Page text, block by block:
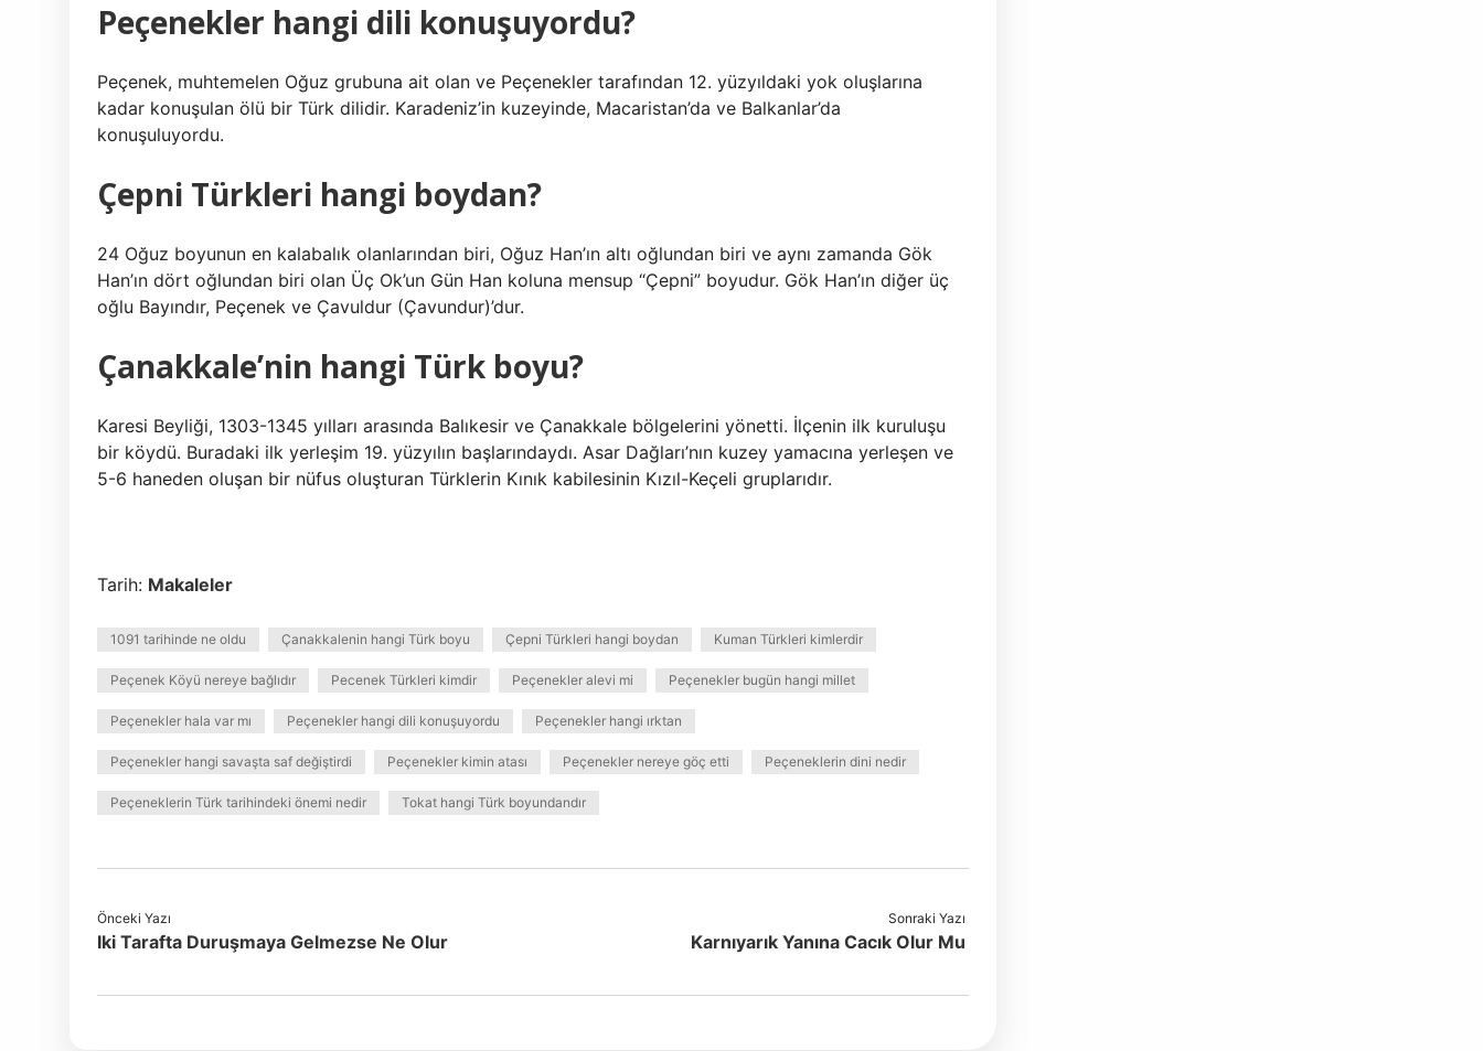
Peçenekler hangi dili konuşuyordu?
Peçenek, muhtemelen Oğuz grubuna ait olan ve Peçenekler tarafından 12. yüzyıldaki yok oluşlarına
kadar konuşulan ölü bir Türk dilidir. Karadeniz’in kuzeyinde, Macaristan’da ve Balkanlar’da
konuşuluyordu.
Çepni Türkleri hangi boydan?
24 Oğuz boyunun en kalabalık olanlarından biri, Oğuz Han’ın altı oğlundan biri ve aynı zamanda Gök
Han’ın dört oğlundan biri olan Üç Ok’un Gün Han koluna mensup “Çepni” boyudur. Gök Han’ın diğer üç
oğlu Bayındır, Peçenek ve Çavuldur (Çavundur)’dur.
Çanakkale’nin hangi Türk boyu?
Karesi Beyliği, 1303-1345 yılları arasında Balıkesir ve Çanakkale bölgelerini yönetti. İlçenin ilk kuruluşu
bir köydü. Buradaki ilk yerleşim 19. yüzyılın başlarındaydı. Asar Dağları’nın kuzey yamacına yerleşen ve
5-6 haneden oluşan bir nüfus oluşturan Türklerin Kınık kabilesinin Kızıl-Keçeli gruplarıdır.
Tarih: Makaleler
1091 tarihinde ne oldu Çanakkalenin hangi Türk boyu Çepni Türkleri hangi boydan Kuman Türkleri kimlerdir
Peçenek Köyü nereye bağlıdır Pecenek Türkleri kimdir Peçenekler alevi mi Peçenekler bugün hangi millet
Peçenekler hala var mı Peçenekler hangi dili konuşuyordu Peçenekler hangi ırktan
Peçenekler hangi savaşta saf değiştirdi Peçenekler kimin atası Peçenekler nereye göç etti Peçeneklerin dini nedir
Peçeneklerin Türk tarihindeki önemi nedir Tokat hangi Türk boyundandır
Önceki Yazı
Iki Tarafta Duruşmaya Gelmezse Ne Olur
Sonraki Yazı
Karnıyarık Yanına Cacık Olur Mu